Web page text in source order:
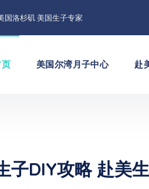
国洛杉矶 美国生子专家
美国尔湾月子中心 赴
子DIY攻略 赴美